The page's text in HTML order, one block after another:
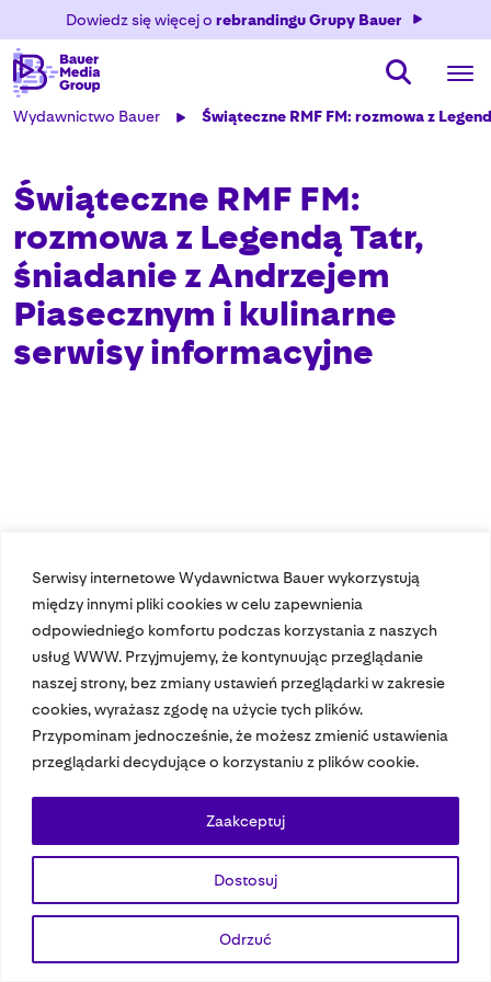
Serwisy internetowe Wydawnictwa Bauer wykorzystują
między innymi pliki cookies w celu zapewnienia
odpowiedniego komfortu podczas korzystania z naszych
usług WWW. Przyjmujemy, że kontynuując przeglądanie
naszej strony, bez zmiany ustawień przeglądarki w zakresie
cookies, wyrażasz zgodę na użycie tych plików.
Przypominam jednocześnie, że możesz zmienić ustawienia
przeglądarki decydujące o korzystaniu z plików cookie.
Dostosuj
Odrzuć
Zaakceptuj
Dowiedz się więcej o rebrandingu Grupy Bauer
Wydawnictwo Bauer Świąteczne RMF FM: rozmowa z
Świąteczne RMF FM:
rozmowa z Legendą Tatr,
śniadanie z Andrzejem
Piasecznym i kulinarne
serwisy informacyjne
Nasze czasopisma
Nasze strony